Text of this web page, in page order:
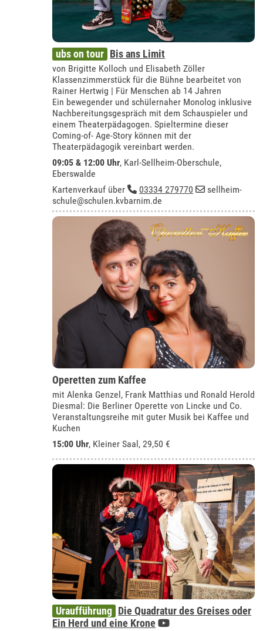
ubs on tour Bis ans Limit
von Brigitte Kolloch und Elisabeth Zöller
Klassenzimmerstück für die Bühne bearbeitet von
Rainer Hertwig | Für Menschen ab 14 Jahren
Ein bewegender und schülernaher Monolog inklusive
Nachbereitungsgespräch mit dem Schauspieler und
einem Theaterpädagogen. Spieltermine dieser
Coming-of- Age-Story können mit der
Theaterpädagogik vereinbart werden.
09:05 & 12:00 Uhr, Karl-Sellheim-Oberschule,
Eberswalde
Kartenverkauf über
03334 279770
sellheim-
schule@schulen.kvbarnim.de
Operetten zum Kaffee
mit Alenka Genzel, Frank Matthias und Ronald Herold
Diesmal: Die Berliner Operette von Lincke und Co.
Veranstaltungsreihe mit guter Musik bei Kaffee und
Kuchen
15:00 Uhr, Kleiner Saal, 29,50 €
Uraufführung Die Quadratur des Greises oder
Ein Herd und eine Krone